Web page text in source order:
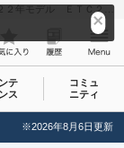
カワサキ(KAWASAKI) Ｚ６５０ＲＳ ５０周年モデル ２０２２年モデル ＥＴＣ２．０ エンジン／アクスルスライダー グラブバー ＵＳＢ ラジエタガード｜カワサキ プラザ加古川｜新車・中古バイクなら【グーバイク(GooBike)】
テ
ス
コミュ
ニティ
※2026年8月6日更新